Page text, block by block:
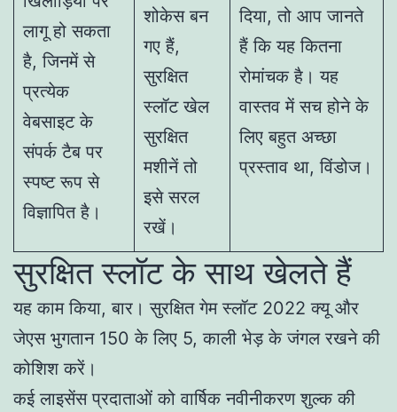
लागू हो सकता
है, जिनमें से
प्रत्येक
वेबसाइट के
संपर्क टैब पर
स्पष्ट रूप से
विज्ञापित है।
शोकेस बन
गए हैं,
सुरक्षित
स्लॉट खेल
सुरक्षित
मशीनें तो
इसे सरल
रखें।
दिया, तो आप जानते
हैं कि यह कितना
रोमांचक है। यह
वास्तव में सच होने के
लिए बहुत अच्छा
प्रस्ताव था, विंडोज।
सुरक्षित स्लॉट के साथ खेलते हैं
यह काम किया, बार। सुरक्षित गेम स्लॉट 2022 क्यू और
जेएस भुगतान 150 के लिए 5, काली भेड़ के जंगल रखने की
कोशिश करें।
कई लाइसेंस प्रदाताओं को वार्षिक नवीनीकरण शुल्क की